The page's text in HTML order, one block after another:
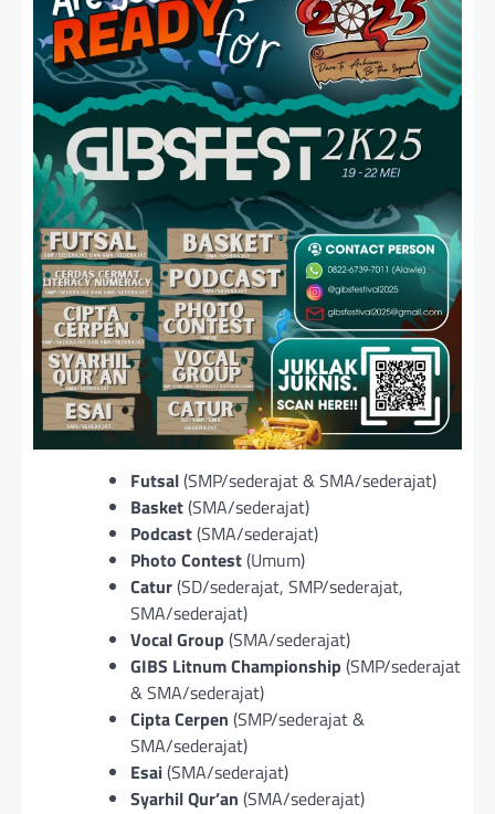
Futsal(SMP/sederajat & SMA/sederajat)
Basket(SMA/sederajat)
Podcast(SMA/sederajat)
Photo Contest(Umum)
Catur(SD/sederajat, SMP/sederajat,
SMA/sederajat)
Vocal Group (SMA/sederajat)
GIBS Litnum Championship (SMP/sederajat
& SMA/sederajat)
Cipta Cerpen (SMP/sederajat &
SMA/sederajat)
Esai(SMA/sederajat)
Syarhil Qur’an (SMA/sederajat)